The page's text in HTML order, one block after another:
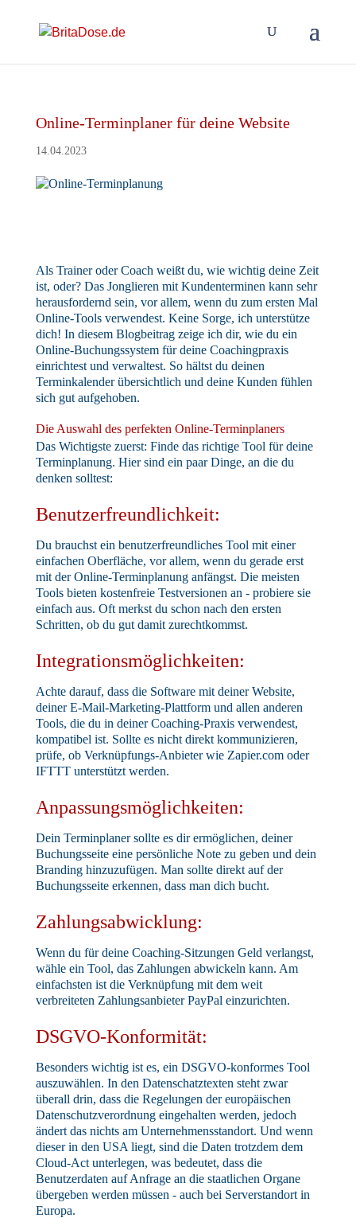
Online-Terminplaner für deine Website
14.04.2023
Als Trainer oder Coach weißt du, wie wichtig deine Zeit
ist, oder? Das Jonglieren mit Kundenterminen kann sehr
herausfordernd sein, vor allem, wenn du zum ersten Mal
Online-Tools verwendest. Keine Sorge, ich unterstütze
dich! In diesem Blogbeitrag zeige ich dir, wie du ein
Online-Buchungssystem für deine Coachingpraxis
einrichtest und verwaltest. So hältst du deinen
Terminkalender übersichtlich und deine Kunden fühlen
sich gut aufgehoben.
Die Auswahl des perfekten Online-Terminplaners
Das Wichtigste zuerst: Finde das richtige Tool für deine
Terminplanung. Hier sind ein paar Dinge, an die du
denken solltest:
Benutzerfreundlichkeit:
Du brauchst ein benutzerfreundliches Tool mit einer
einfachen Oberfläche, vor allem, wenn du gerade erst
mit der Online-Terminplanung anfängst. Die meisten
Tools bieten kostenfreie Testversionen an - probiere sie
einfach aus. Oft merkst du schon nach den ersten
Schritten, ob du gut damit zurechtkommst.
Integrationsmöglichkeiten:
Achte darauf, dass die Software mit deiner Website,
deiner E-Mail-Marketing-Plattform und allen anderen
Tools, die du in deiner Coaching-Praxis verwendest,
kompatibel ist. Sollte es nicht direkt kommunizieren,
prüfe, ob Verknüpfungs-Anbieter wie Zapier.com oder
IFTTT unterstützt werden.
Anpassungsmöglichkeiten:
Dein Terminplaner sollte es dir ermöglichen, deiner
Buchungsseite eine persönliche Note zu geben und dein
Branding hinzuzufügen. Man sollte direkt auf der
Buchungsseite erkennen, dass man dich bucht.
Zahlungsabwicklung:
Wenn du für deine Coaching-Sitzungen Geld verlangst,
wähle ein Tool, das Zahlungen abwickeln kann. Am
einfachsten ist die Verknüpfung mit dem weit
verbreiteten Zahlungsanbieter PayPal einzurichten.
DSGVO-Konformität:
Besonders wichtig ist es, ein DSGVO-konformes Tool
auszuwählen. In den Datenschatztexten steht zwar
überall drin, dass die Regelungen der europäischen
Datenschutzverordnung eingehalten werden, jedoch
ändert das nichts am Unternehmensstandort. Und wenn
dieser in den USA liegt, sind die Daten trotzdem dem
Cloud-Act unterlegen, was bedeutet, dass die
Benutzerdaten auf Anfrage an die staatlichen Organe
übergeben werden müssen - auch bei Serverstandort in
Europa.